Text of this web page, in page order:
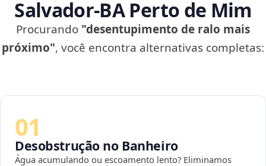
Salvador‑BA Perto de Mim
Procurando "desentupimento de ralo mais
próximo", você encontra alternativas completas:
01
Desobstrução no Banheiro
Água acumulando ou escoamento lento? Eliminamos